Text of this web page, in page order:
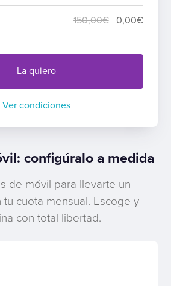
150,00€ 0,00€
La quiero
Ver condiciones
configúralo a medida
de móvil para llevarte un
cuota mensual. Escoge y
con total libertad.